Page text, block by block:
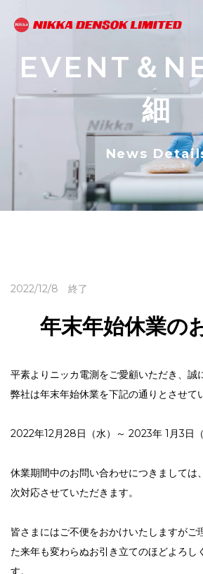
EVENT＆
細
News
2022/12/8 終了
年末年始休業の
平素よりニッカ電測をご愛顧いただき、誠
弊社は年末年始休業を下記の通りとさせて
2022年12月28日（水）～ 2023年 1月3日（
休業期間中のお問い合わせにつきましては
次対応させていただきます。
皆さまにはご不便をおかけいたしますがご
た来年も変わらぬお引き立てのほどよろし
す。